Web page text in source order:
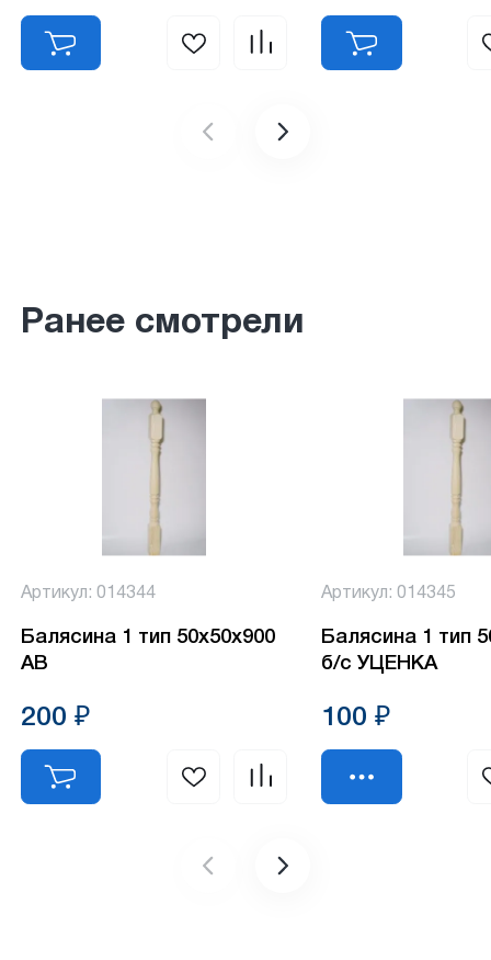
Ранее смотрели
Артикул: 014344
Балясина 1 тип 50х50х900
АВ
200 ₽
Артикул: 014345
Балясина 1 тип
б/с УЦЕНКА
100 ₽